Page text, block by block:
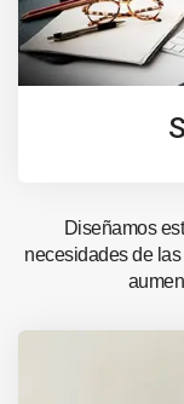
Diseñamos
necesidades de